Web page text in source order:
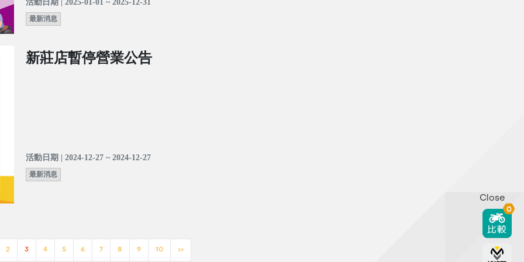
活動日期 | 2025-01-01 ~ 2025-12-31
最新消息
新莊店暫停營業公告
活動日期 | 2024-12-27 ~ 2024-12-27
最新消息
2 3 4 5 6 7 8 9 10 >>
Close
0